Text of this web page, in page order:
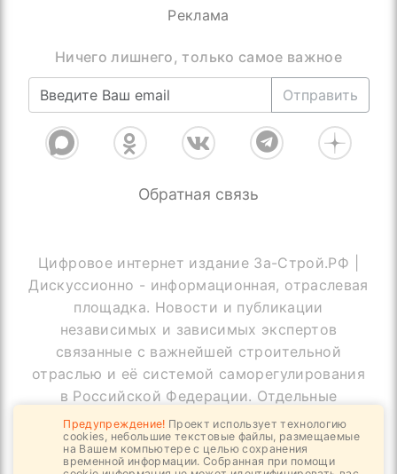
Реклама
Отправить
Обратная связь
Цифровое интернет издание За-Строй.РФ |
Дискуссионно - информационная, отраслевая
площадка. Новости и публикации
независимых и зависимых экспертов
связанные с важнейшей строительной
отраслью и её системой саморегулирования
в Российской Федерации. Отдельные
публикации могут содержать информацию,
не предназначенную для пользователей
до 18 лет
Предупреждение! Проект использует технологию
cookies, небольшие текстовые файлы, размещаемые
на Вашем компьютере с целью сохранения
временной информации. Собранная при помощи